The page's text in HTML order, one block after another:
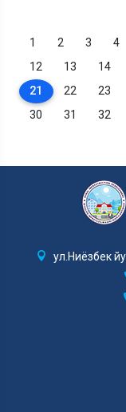
1 2 3 4
12
13 14
21
22 23
30
31 32
ул.Ниёзбек